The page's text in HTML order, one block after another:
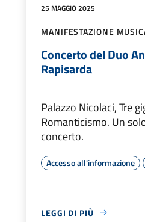
25 MAGGIO 2025
MANIFESTAZIONE
Concerto del Duo
Rapisarda
Palazzo Nicolaci, Tre
Romanticismo. Un
concerto.
Accesso all'informazione
LEGGI DI PIÙ